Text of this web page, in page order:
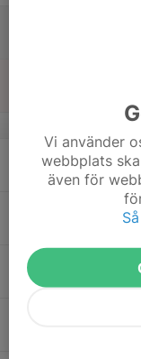
20
Ons
Vi använder
webbplats
även för